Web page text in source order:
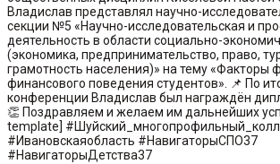
Владислав представлял научно-
секции №5 «Научно-исследовательская и
деятельность в области социально-
(экономика, предпринимательство, право,
грамотность населения)» на тему «Факторы
финансового поведения студентов». 📌 По
конференции Владислав был награждён
👏 Поздравляем и желаем им дальнейших
template]
#Ивановскаяобласть #НавигаторыСПО37
#НавигаторыДетства37